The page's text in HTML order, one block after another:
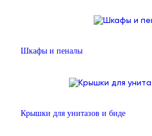
Шкафы и пеналы
Крышки для унитазов и биде